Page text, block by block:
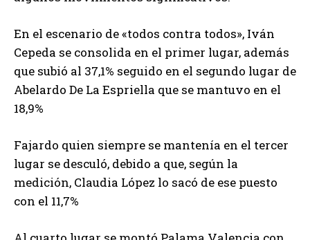
En el escenario de «todos contra todos», Iván
Cepeda se consolida en el primer lugar, además
que subió al 37,1% seguido en el segundo lugar de
Abelardo De La Espriella que se mantuvo en el
18,9%
Fajardo quien siempre se mantenía en el tercer
lugar se desculó, debido a que, según la
medición, Claudia López lo sacó de ese puesto
con el 11,7%